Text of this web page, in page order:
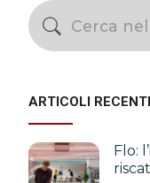
ARTICOLI RECENTI
Flo: